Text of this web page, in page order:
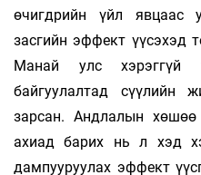
өчигдрийн үйл явцаас
засгийн эффект үүсэхэд
Манай улс хэрэггүй
байгуулалтад сүүлийн
зарсан. Андлалын хөшөө
ахиад барих нь л хэд
дампууруулах эффект